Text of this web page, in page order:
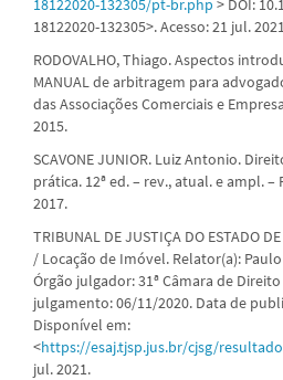
18122020-132305/pt-br.php > DOI:
18122020-132305>. Acesso: 21 jul.
RODOVALHO, Thiago. Aspectos
MANUAL de arbitragem para
das Associações Comerciais e
2015.
SCAVONE JUNIOR. Luiz Antonio.
prática. 12ª ed. – rev., atual. e ampl.
2017.
TRIBUNAL DE JUSTIÇA DO ESTADO
/ Locação de Imóvel. Relator(a):
Órgão julgador: 31ª Câmara de
julgamento: 06/11/2020. Data de
Disponível em:
<https://esaj.tjsp.jus.br/cjsg/
jul. 2021.